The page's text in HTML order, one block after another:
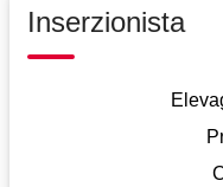
Inserzionista